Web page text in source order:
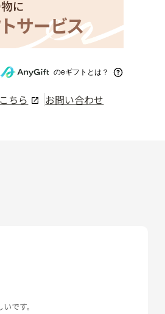
のeギフトとは？
ちら お問い合わせ
です。